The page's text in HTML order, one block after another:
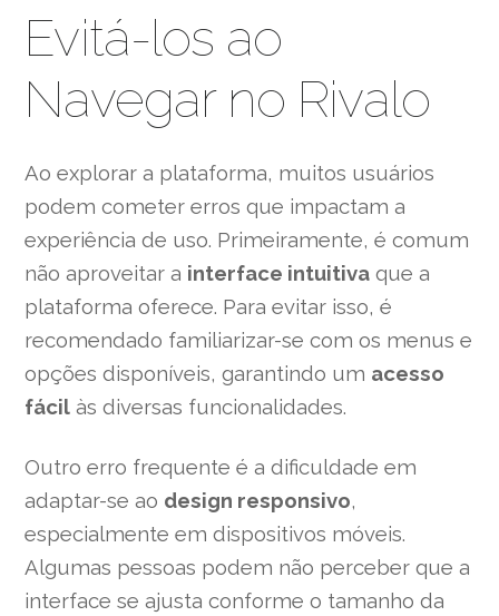
Evitá-los ao
Navegar no Rivalo
Ao explorar a plataforma, muitos usuários
podem cometer erros que impactam a
experiência de uso. Primeiramente, é comum
não aproveitar a interface intuitiva que a
plataforma oferece. Para evitar isso, é
recomendado familiarizar-se com os menus e
opções disponíveis, garantindo um acesso
fácil às diversas funcionalidades.
Outro erro frequente é a dificuldade em
adaptar-se ao design responsivo,
especialmente em dispositivos móveis.
Algumas pessoas podem não perceber que a
interface se ajusta conforme o tamanho da